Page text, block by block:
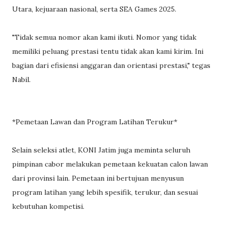
Utara, kejuaraan nasional, serta SEA Games 2025.
"Tidak semua nomor akan kami ikuti. Nomor yang tidak
memiliki peluang prestasi tentu tidak akan kami kirim. Ini
bagian dari efisiensi anggaran dan orientasi prestasi," tegas
Nabil.
*Pemetaan Lawan dan Program Latihan Terukur*
Selain seleksi atlet, KONI Jatim juga meminta seluruh
pimpinan cabor melakukan pemetaan kekuatan calon lawan
dari provinsi lain. Pemetaan ini bertujuan menyusun
program latihan yang lebih spesifik, terukur, dan sesuai
kebutuhan kompetisi.